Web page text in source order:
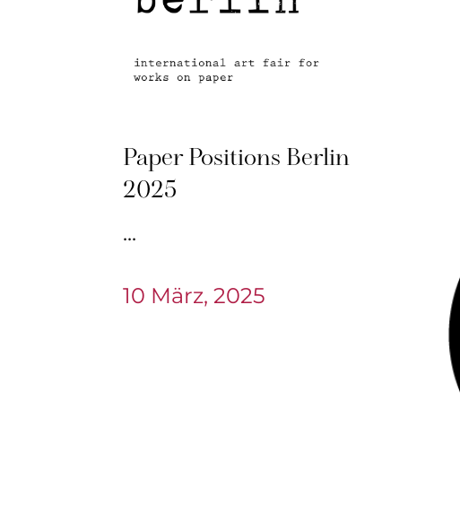
Paper Positions Berlin
2025
...
10 März, 2025